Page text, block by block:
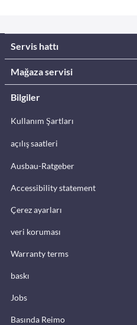
Servis hattı
Mağaza servisi
Bilgiler
Kullanım Şartları
açılış saatleri
Ausbau-Ratgeber
Accessibility statement
Çerez ayarları
veri koruması
Warranty terms
baskı
Jobs
Basında Reimo